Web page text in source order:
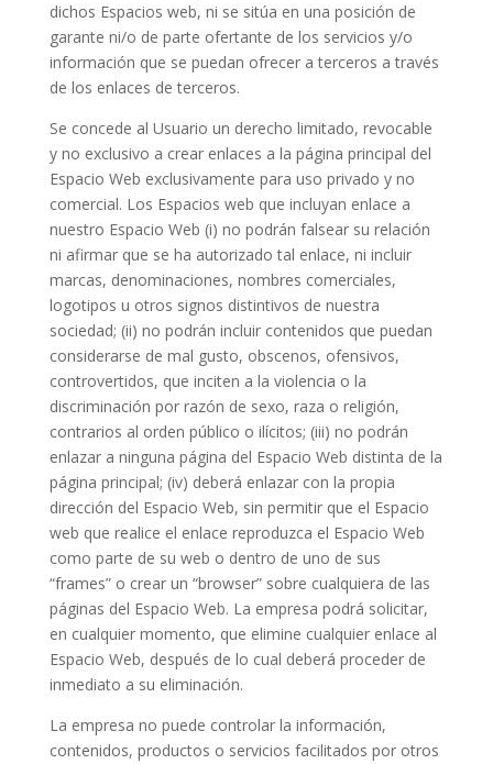
dichos Espacios web, ni se sitúa en una posición de
garante ni/o de parte ofertante de los servicios y/o
información que se puedan ofrecer a terceros a través
de los enlaces de terceros.
Se concede al Usuario un derecho limitado, revocable
y no exclusivo a crear enlaces a la página principal del
Espacio Web exclusivamente para uso privado y no
comercial. Los Espacios web que incluyan enlace a
nuestro Espacio Web (i) no podrán falsear su relación
ni afirmar que se ha autorizado tal enlace, ni incluir
marcas, denominaciones, nombres comerciales,
logotipos u otros signos distintivos de nuestra
sociedad; (ii) no podrán incluir contenidos que puedan
considerarse de mal gusto, obscenos, ofensivos,
controvertidos, que inciten a la violencia o la
discriminación por razón de sexo, raza o religión,
contrarios al orden público o ilícitos; (iii) no podrán
enlazar a ninguna página del Espacio Web distinta de la
página principal; (iv) deberá enlazar con la propia
dirección del Espacio Web, sin permitir que el Espacio
web que realice el enlace reproduzca el Espacio Web
como parte de su web o dentro de uno de sus
“frames” o crear un “browser” sobre cualquiera de las
páginas del Espacio Web. La empresa podrá solicitar,
en cualquier momento, que elimine cualquier enlace al
Espacio Web, después de lo cual deberá proceder de
inmediato a su eliminación.
La empresa no puede controlar la información,
contenidos, productos o servicios facilitados por otros